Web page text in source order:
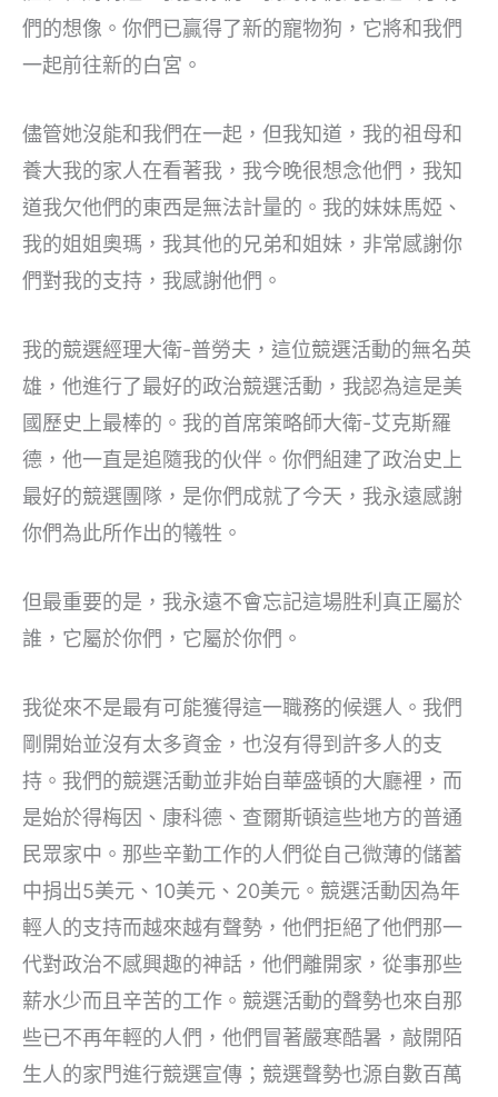
們的想像。你們已贏得了新的寵物狗，它將和我們
一起前往新的白宮。
儘管她沒能和我們在一起，但我知道，我的祖母和
養大我的家人在看著我，我今晚很想念他們，我知
道我欠他們的東西是無法計量的。我的妹妹馬婭、
我的姐姐奧瑪，我其他的兄弟和姐妹，非常感謝你
們對我的支持，我感謝他們。
我的競選經理大衛-普勞夫，這位競選活動的無名英
雄，他進行了最好的政治競選活動，我認為這是美
國歷史上最棒的。我的首席策略師大衛-艾克斯羅
德，他一直是追隨我的伙伴。你們組建了政治史上
最好的競選團隊，是你們成就了今天，我永遠感謝
你們為此所作出的犧牲。
但最重要的是，我永遠不會忘記這場胜利真正屬於
誰，它屬於你們，它屬於你們。
我從來不是最有可能獲得這一職務的候選人。我們
剛開始並沒有太多資金，也沒有得到許多人的支
持。我們的競選活動並非始自華盛頓的大廳裡，而
是始於得梅因、康科德、查爾斯頓這些地方的普通
民眾家中。那些辛勤工作的人們從自己微薄的儲蓄
中捐出5美元、10美元、20美元。競選活動因為年
輕人的支持而越來越有聲勢，他們拒絕了他們那一
代對政治不感興趣的神話，他們離開家，從事那些
薪水少而且辛苦的工作。競選活動的聲勢也來自那
些已不再年輕的人們，他們冒著嚴寒酷暑，敲開陌
生人的家門進行競選宣傳；競選聲勢也源自數百萬